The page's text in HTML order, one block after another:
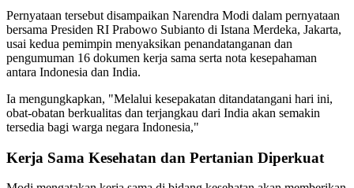
Pernyataan tersebut disampaikan Narendra Modi dalam pernyataan
bersama Presiden RI Prabowo Subianto di Istana Merdeka, Jakarta,
usai kedua pemimpin menyaksikan penandatanganan dan
pengumuman 16 dokumen kerja sama serta nota kesepahaman
antara Indonesia dan India.
Ia mengungkapkan, "Melalui kesepakatan ditandatangani hari ini,
obat-obatan berkualitas dan terjangkau dari India akan semakin
tersedia bagi warga negara Indonesia,"
Kerja Sama Kesehatan dan Pertanian Diperkuat